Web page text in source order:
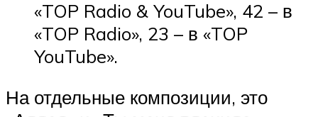
«TOP Radio & YouTube», 42 – в
«TOP Radio», 23 – в «TOP
YouTube».
На отдельные композиции, это